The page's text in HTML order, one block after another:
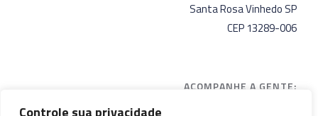
Controle sua privacidade
Santa Rosa Vinhedo SP
CEP 13289-006
ACOMPANHE A GENTE: